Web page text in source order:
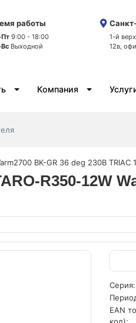
работы
9:00 - 18:00
Выходной
1-й
12в,
Компания
BK-GR 36 deg 230В TRIAC
R350-12W
Серия:
EAN